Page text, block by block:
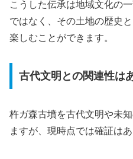
こうした伝承は地域文化の
ではなく、その土地の歴史
楽しむことができます。
古代文明との関連性は
杵ガ森古墳を古代文明や未
ますが、現時点では確証はあ